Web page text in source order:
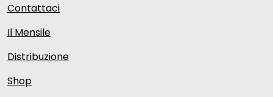
Contattaci
Il Mensile
Distribuzione
Shop